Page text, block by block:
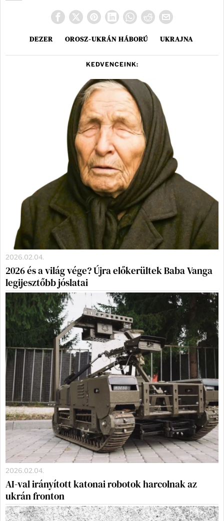
DEZER OROSZ-UKRÁN HÁBORÚ UKRAJNA
KEDVENCEINK:
2026.02.04.
2026 és a világ vége? Újra előkerültek Baba Vanga
legijesztőbb jóslatai
2026.02.04.
AI-val irányított katonai robotok harcolnak az
ukrán fronton